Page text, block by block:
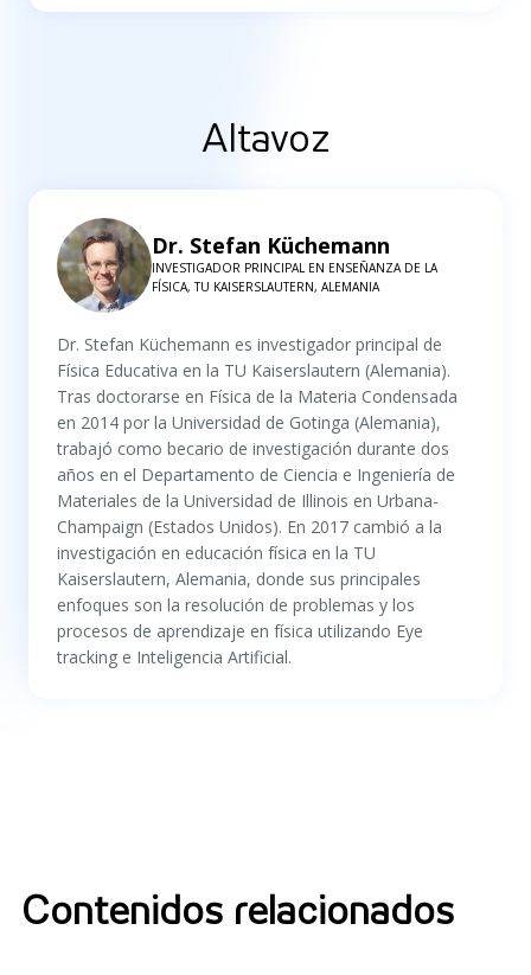
Altavoz
Dr. Stefan Küchemann
INVESTIGADOR PRINCIPAL EN ENSEÑANZA DE LA
FÍSICA, TU KAISERSLAUTERN, ALEMANIA
Dr. Stefan Küchemann es investigador principal de
Física Educativa en la TU Kaiserslautern (Alemania).
Tras doctorarse en Física de la Materia Condensada
en 2014 por la Universidad de Gotinga (Alemania),
trabajó como becario de investigación durante dos
años en el Departamento de Ciencia e Ingeniería de
Materiales de la Universidad de Illinois en Urbana-
Champaign (Estados Unidos). En 2017 cambió a la
investigación en educación física en la TU
Kaiserslautern, Alemania, donde sus principales
enfoques son la resolución de problemas y los
procesos de aprendizaje en física utilizando Eye
tracking e Inteligencia Artificial.
Contenidos relacionados